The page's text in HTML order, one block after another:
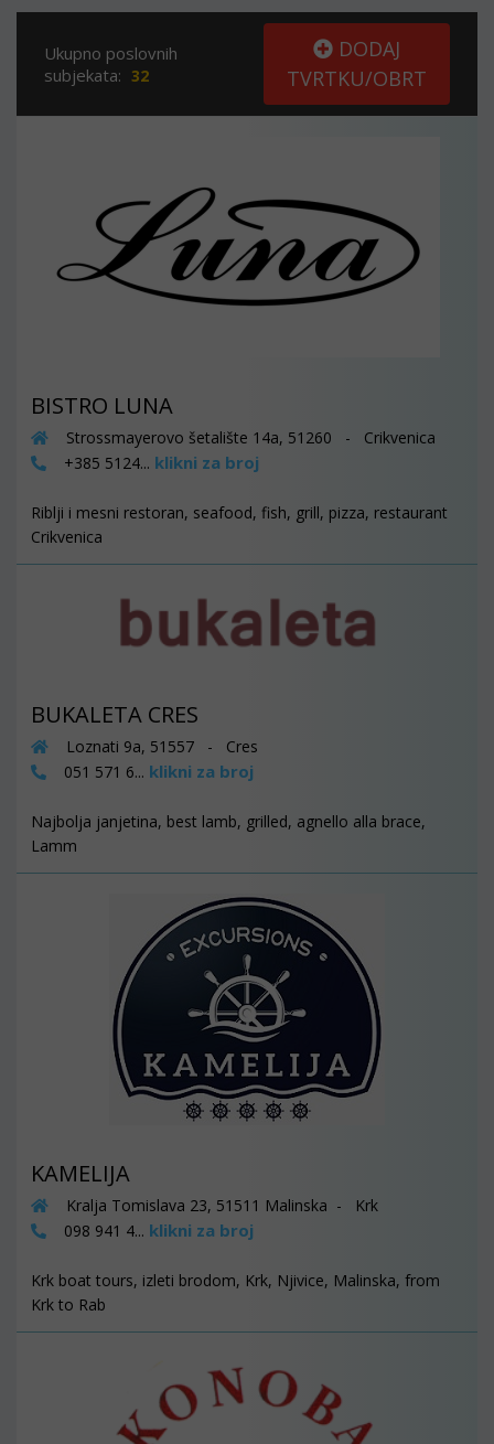
Ukupno poslovnih
subjekata: 32
DODAJ
TVRTKU/OBRT
BISTRO LUNA
Strossmayerovo šetalište 14a, 51260 - Crikvenica
+385 5124... klikni za broj
Riblji i mesni restoran, seafood, fish, grill, pizza, restaurant
Crikvenica
BUKALETA CRES
Loznati 9a, 51557 - Cres
051 571 6... klikni za broj
Najbolja janjetina, best lamb, grilled, agnello alla brace,
Lamm
KAMELIJA
Kralja Tomislava 23, 51511 Malinska - Krk
098 941 4... klikni za broj
Krk boat tours, izleti brodom, Krk, Njivice, Malinska, from
Krk to Rab